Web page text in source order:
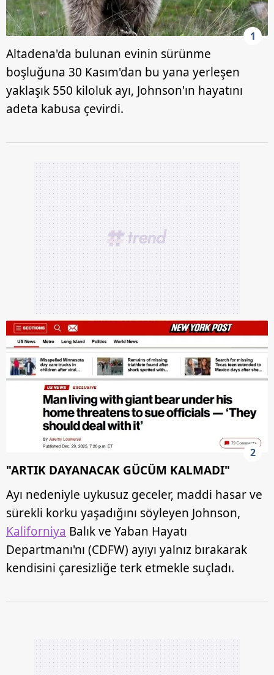
1
Altadena'da bulunan evinin sürünme
boşluğuna 30 Kasım'dan bu yana yerleşen
yaklaşık 550 kiloluk ayı, Johnson'ın hayatını
adeta kabusa çevirdi.
2
"ARTIK DAYANACAK GÜCÜM KALMADI"
Ayı nedeniyle uykusuz geceler, maddi hasar ve
sürekli korku yaşadığını söyleyen Johnson,
Kaliforniya Balık ve Yaban Hayatı
Departmanı'nı (CDFW) ayıyı yalnız bırakarak
kendisini çaresizliğe terk etmekle suçladı.